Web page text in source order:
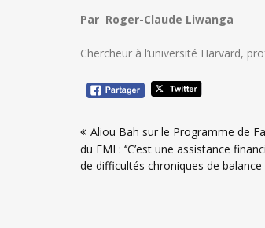
Par Roger-Claude Liwanga
Chercheur à l’université Harvard,
de
l’article
Aliou Bah sur le Programme de
du FMI : ‘’C’est une assistance
de difficultés chroniques de balance